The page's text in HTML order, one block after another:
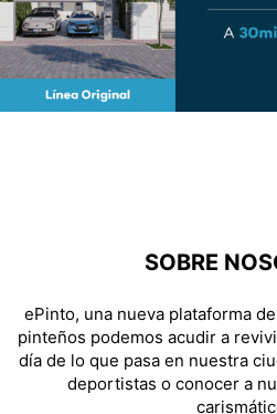
SOBRE
ePinto, una nueva plataforma
pinteños podemos acudir a
día de lo que pasa en nuestra
deportistas o conocer a